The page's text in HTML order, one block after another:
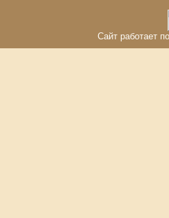
Сайт работает